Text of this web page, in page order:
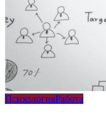
ПсихологияРабота